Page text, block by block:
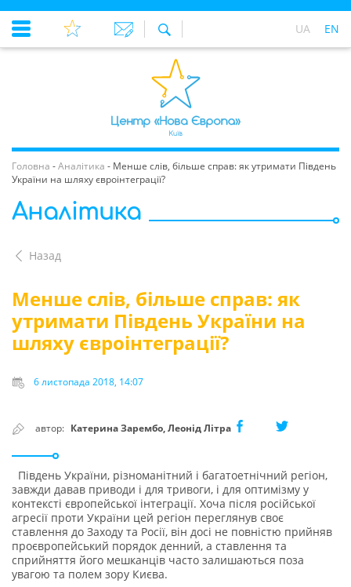
UA EN
Головна -Аналітика - Менше слів, більше справ: як утримати Південь
України на шляху євроінтеграції?
Аналітика
Назад
Менше слів, більше справ: як
утримати Південь України на
шляху євроінтеграції?
6 листопада 2018, 14:07
автор: Катерина Зарембо, Леонід Літра
Південь України, різноманітний і багатоетнічний регіон,
завжди давав приводи і для тривоги, і для оптимізму у
контексті європейської інтеграції. Хоча після російської
агресії проти України цей регіон переглянув своє
ставлення до Заходу та Росії, він досі не повністю прийняв
проєвропейський порядок денний, а ставлення та
сприйняття його мешканців часто залишаються поза
увагою та полем зору Києва.